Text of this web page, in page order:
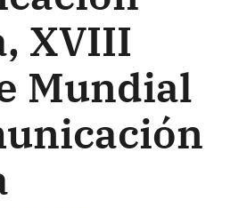
XVIII
Mundial